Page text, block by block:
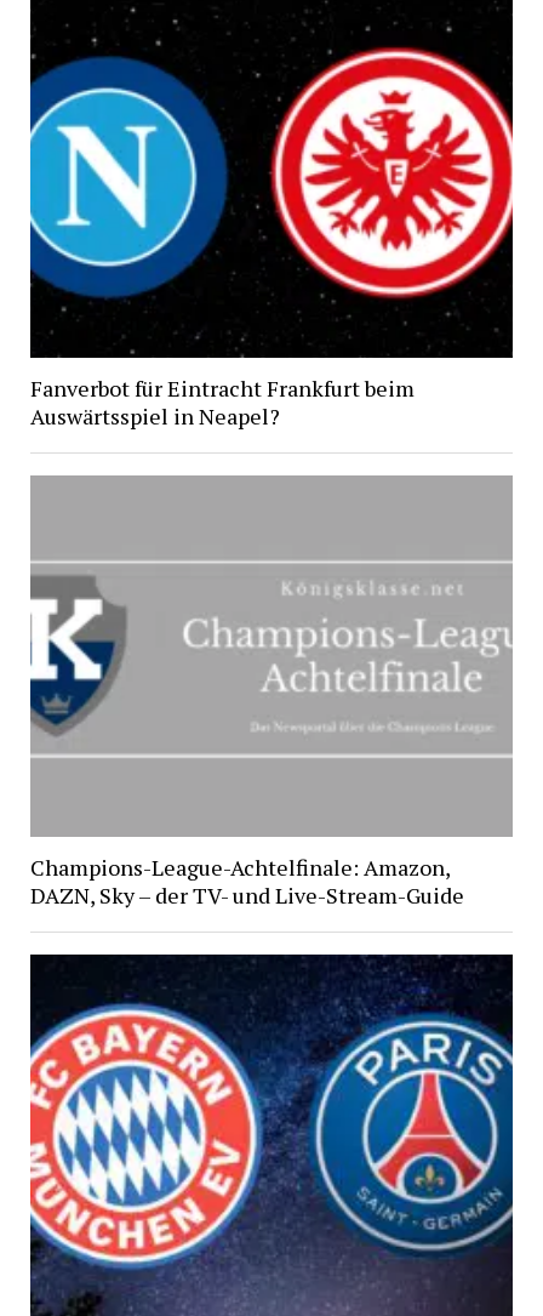
Fanverbot für Eintracht Frankfurt beim
Auswärtsspiel in Neapel?
Champions-League-Achtelfinale: Amazon,
DAZN, Sky – der TV- und Live-Stream-Guide